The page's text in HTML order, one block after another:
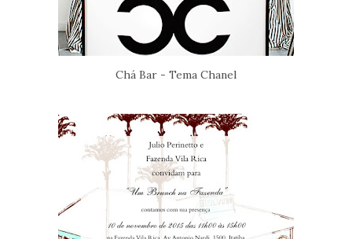
Chá Bar - Tema Chanel